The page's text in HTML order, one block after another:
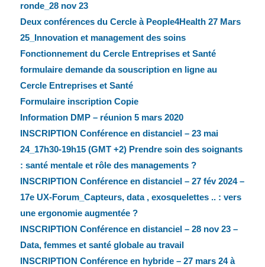
ronde_28 nov 23
Deux conférences du Cercle à People4Health 27 Mars
25_Innovation et management des soins
Fonctionnement du Cercle Entreprises et Santé
formulaire demande da souscription en ligne au
Cercle Entreprises et Santé
Formulaire inscription Copie
Information DMP – réunion 5 mars 2020
INSCRIPTION Conférence en distanciel – 23 mai
24_17h30-19h15 (GMT +2) Prendre soin des soignants
: santé mentale et rôle des managements ?
INSCRIPTION Conférence en distanciel – 27 fév 2024 –
17e UX-Forum_Capteurs, data , exosquelettes .. : vers
une ergonomie augmentée ?
INSCRIPTION Conférence en distanciel – 28 nov 23 –
Data, femmes et santé globale au travail
INSCRIPTION Conférence en hybride – 27 mars 24 à